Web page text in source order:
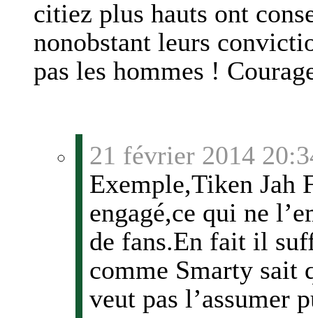
citiez plus hauts ont
nonobstant leurs
pas les hommes !
21 février 2014
Exemple,Tiken Jah
engagé,ce qui ne
de fans.En fait il
comme Smarty sait
veut pas l’assumer